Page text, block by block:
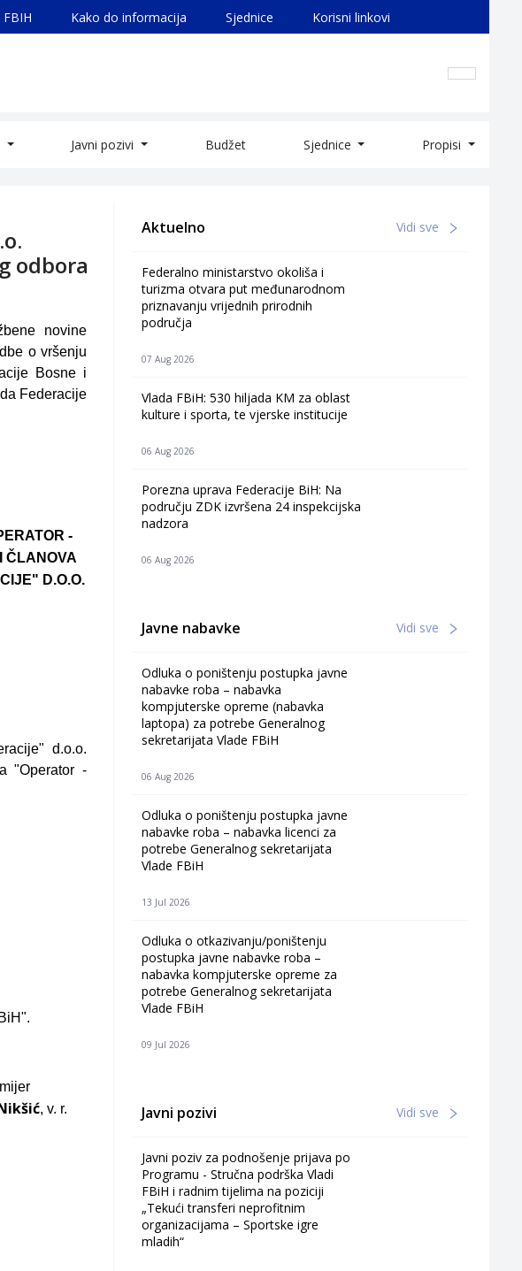
FBIH Kako do informacija Sjednice Korisni linkovi
Javni pozivi Budžet Sjednice Propisi
odbora
novine
o vršenju
Bosne i
Federacije
-
ČLANOVA
D.O.O.
d.o.o.
"Operator -
, v. r.
Aktuelno Vidi sve
Federalno ministarstvo okoliša i
turizma otvara put međunarodnom
priznavanju vrijednih prirodnih
područja
07 Aug 2026
Vlada FBiH: 530 hiljada KM za oblast
kulture i sporta, te vjerske institucije
06 Aug 2026
Porezna uprava Federacije BiH: Na
području ZDK izvršena 24 inspekcijska
nadzora
06 Aug 2026
Javne nabavke Vidi sve
Odluka o poništenju postupka javne
nabavke roba – nabavka
kompjuterske opreme (nabavka
laptopa) za potrebe Generalnog
sekretarijata Vlade FBiH
06 Aug 2026
Odluka o poništenju postupka javne
nabavke roba – nabavka licenci za
potrebe Generalnog sekretarijata
Vlade FBiH
13 Jul 2026
Odluka o otkazivanju/poništenju
postupka javne nabavke roba –
nabavka kompjuterske opreme za
potrebe Generalnog sekretarijata
Vlade FBiH
09 Jul 2026
Javni pozivi Vidi sve
Javni poziv za podnošenje prijava po
Programu - Stručna podrška Vladi
FBiH i radnim tijelima na poziciji
„Tekući transferi neprofitnim
organizacijama – Sportske igre
mladih“